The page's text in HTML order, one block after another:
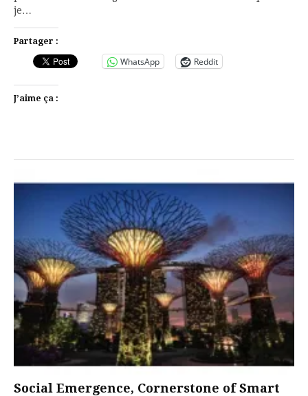
je…
Partager :
WhatsApp Reddit
J’aime ça :
Social Emergence, Cornerstone of Smart